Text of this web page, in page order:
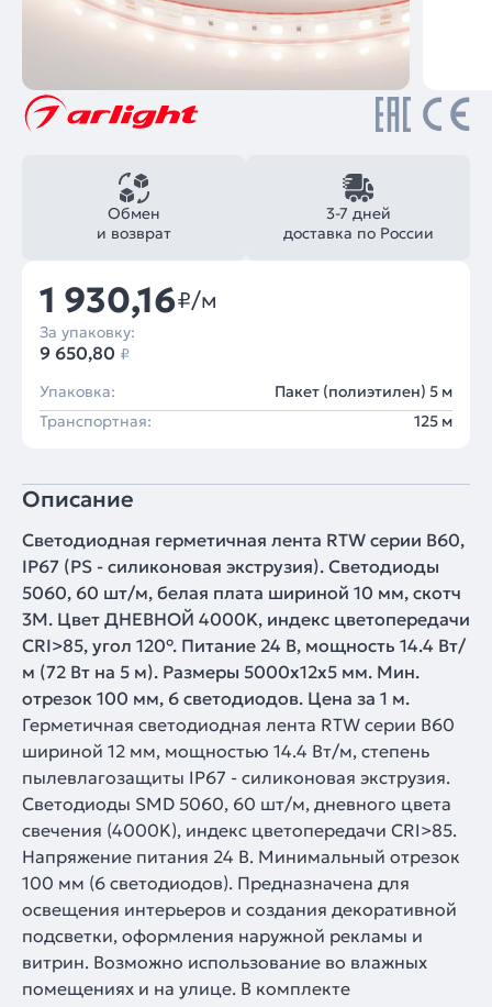
3-7 дней
доставка по России
Обмен
и возврат
1 930,16₽/м
За упаковку:
9 650,80 ₽
Упаковка:
Пакет (полиэтилен) 5 м
Транспортная:
125 м
Описание
Светодиодная герметичная лента RTW серии B60,
IP67 (PS - силиконовая экструзия). Светодиоды
5060, 60 шт/м, белая плата шириной 10 мм, скотч
3M. Цвет ДНЕВНОЙ 4000K, индекс цветопередачи
CRI>85, угол 120°. Питание 24 В, мощность 14.4 Вт/
м (72 Вт на 5 м). Размеры 5000x12x5 мм. Мин.
отрезок 100 мм, 6 светодиодов. Цена за 1 м.
Герметичная светодиодная лента RTW серии B60
шириной 12 мм, мощностью 14.4 Вт/м, степень
пылевлагозащиты IP67 - силиконовая экструзия.
Светодиоды SMD 5060, 60 шт/м, дневного цвета
свечения (4000K), индекс цветопередачи CRI>85.
Напряжение питания 24 В. Минимальный отрезок
100 мм (6 светодиодов). Предназначена для
освещения интерьеров и создания декоративной
подсветки, оформления наружной рекламы и
витрин. Возможно использование во влажных
помещениях и на улице. В комплекте